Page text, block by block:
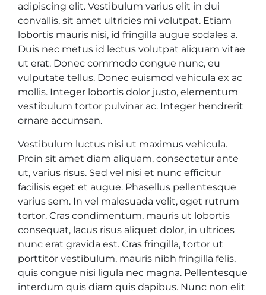
adipiscing elit. Vestibulum varius elit in dui
convallis, sit amet ultricies mi volutpat. Etiam
lobortis mauris nisi, id fringilla augue sodales a.
Duis nec metus id lectus volutpat aliquam vitae
ut erat. Donec commodo congue nunc, eu
vulputate tellus. Donec euismod vehicula ex ac
mollis. Integer lobortis dolor justo, elementum
vestibulum tortor pulvinar ac. Integer hendrerit
ornare accumsan.
Vestibulum luctus nisi ut maximus vehicula.
Proin sit amet diam aliquam, consectetur ante
ut, varius risus. Sed vel nisi et nunc efficitur
facilisis eget et augue. Phasellus pellentesque
varius sem. In vel malesuada velit, eget rutrum
tortor. Cras condimentum, mauris ut lobortis
consequat, lacus risus aliquet dolor, in ultrices
nunc erat gravida est. Cras fringilla, tortor ut
porttitor vestibulum, mauris nibh fringilla felis,
quis congue nisi ligula nec magna. Pellentesque
interdum quis diam quis dapibus. Nunc non elit